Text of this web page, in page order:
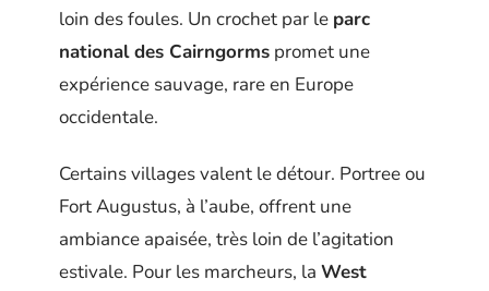
loin des foules. Un crochet par le parc
national des Cairngorms promet une
expérience sauvage, rare en Europe
occidentale.
Certains villages valent le détour. Portree ou
Fort Augustus, à l’aube, offrent une
ambiance apaisée, très loin de l’agitation
estivale. Pour les marcheurs, la West